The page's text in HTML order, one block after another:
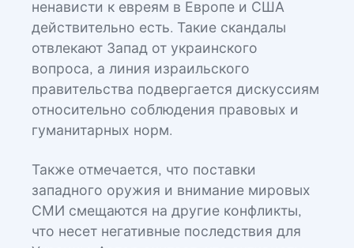
ненависти к евреям в Европе и США
действительно есть. Такие скандалы
отвлекают Запад от украинского
вопроса, а линия израильского
правительства подвергается дискуссиям
относительно соблюдения правовых и
гуманитарных норм.
Также отмечается, что поставки
западного оружия и внимание мировых
СМИ смещаются на другие конфликты,
что несет негативные последствия для